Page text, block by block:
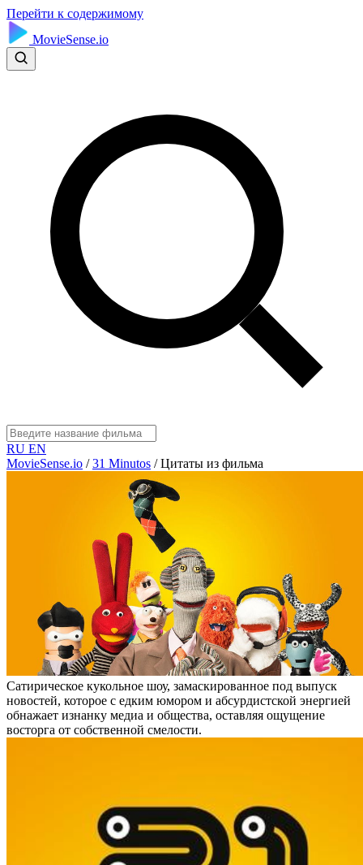
Перейти к содержимому
MovieSense.io
RU EN
MovieSense.io / 31 Minutos / Цитаты из фильма
Сатирическое кукольное шоу, замаскированное под выпуск
новостей, которое с едким юмором и абсурдистской энергией
обнажает изнанку медиа и общества, оставляя ощущение
восторга от собственной смелости.